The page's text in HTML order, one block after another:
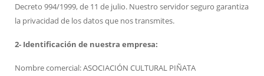
Decreto 994/1999, de 11 de julio. Nuestro servidor seguro garantiza
la privacidad de los datos que nos transmites.
2- Identificación de nuestra empresa:
Nombre comercial: ASOCIACIÓN CULTURAL PIÑATA